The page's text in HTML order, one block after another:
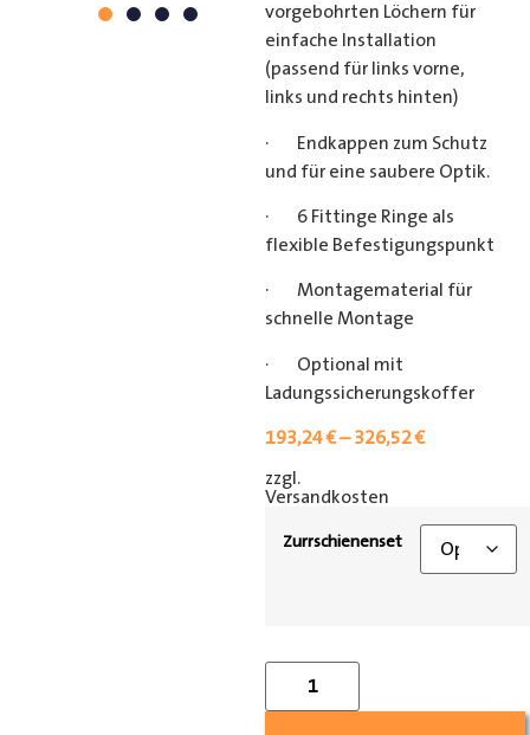
vorgebohrten Löchern für
einfache Installation
(passend für links vorne,
links und rechts hinten)
· Endkappen zum Schutz
und für eine saubere Optik.
· 6 Fittinge Ringe als
flexible Befestigungspunkt
· Montagematerial für
schnelle Montage
· Optional mit
Ladungssicherungskoffer
193,24€–326,52€
zzgl.
Versandkosten
Zurrschienenset